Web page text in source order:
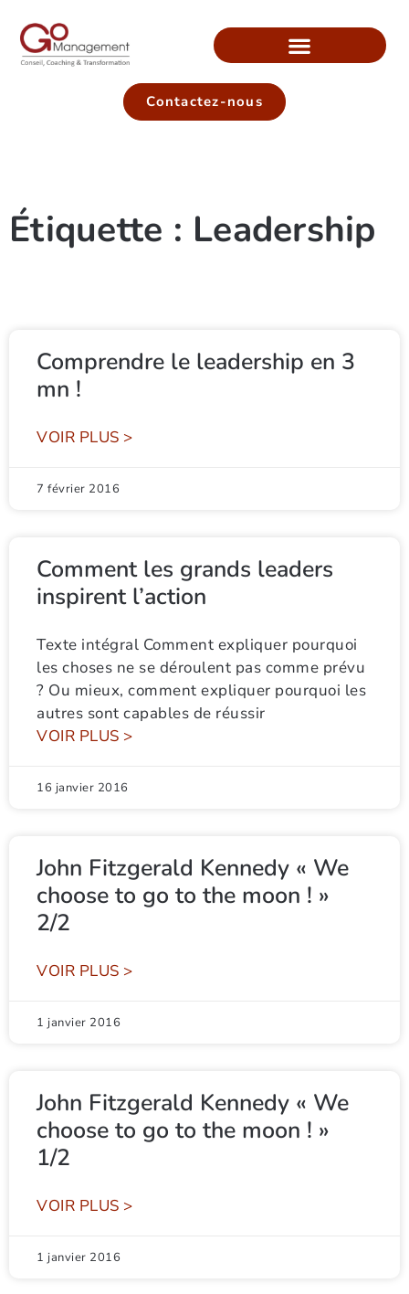
Contactez-nous
Étiquette : Leadership
Comprendre le leadership en 3
mn !
VOIR PLUS >
7 février 2016
Comment les grands leaders
inspirent l’action
Texte intégral Comment expliquer pourquoi
les choses ne se déroulent pas comme prévu
? Ou mieux, comment expliquer pourquoi les
autres sont capables de réussir
VOIR PLUS >
16 janvier 2016
John Fitzgerald Kennedy « We
choose to go to the moon ! »
2/2
VOIR PLUS >
1 janvier 2016
John Fitzgerald Kennedy « We
choose to go to the moon ! »
1/2
VOIR PLUS >
1 janvier 2016